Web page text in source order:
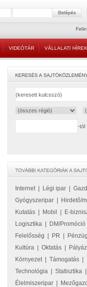
VIDEÓTÁR VÁLLALATI HÍREK
-tól
Internet| Légi ipar
Gyógyszeripar
Hirdető/
Kutatás
Mobil E-
Logisztika
DM/Promóció
Felelősség
PR
Kultúra
Oktatás
Környezet| Támogatás
Technológia
Statisztika
Élelmiszeripar